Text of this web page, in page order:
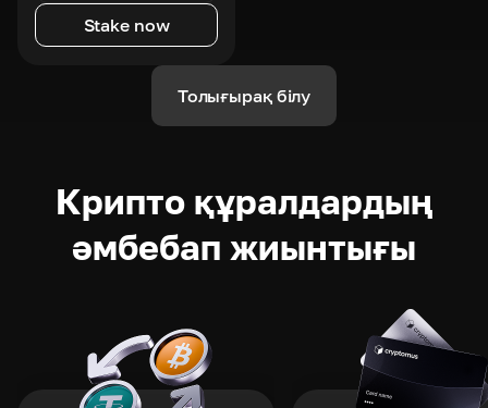
Stake now
Толығырақ білу
Крипто құралдардың
әмбебап жиынтығы